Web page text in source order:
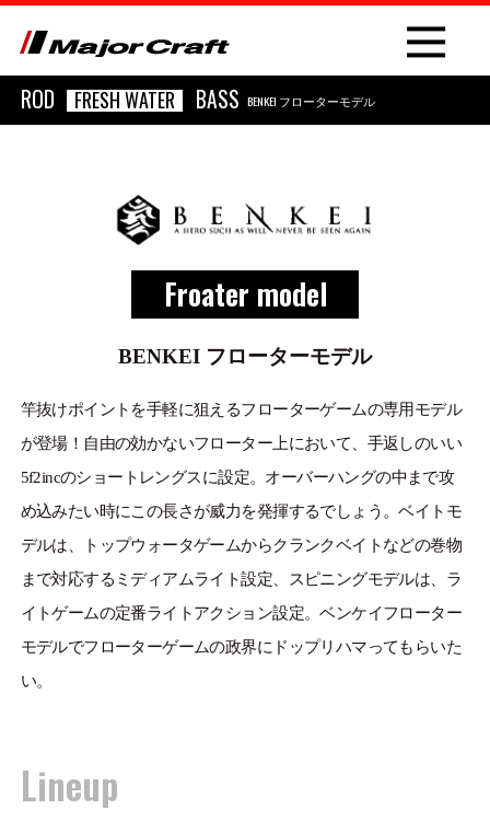
LURE
OTHER
ONLINE SHOP
OVERSEAS
CATALOGUE
ROD FRESH WATER BASS BENKEI フローターモデル
Froater model
BENKEI フローターモデル
竿抜けポイントを手軽に狙えるフローターゲームの専用モデル
が登場！自由の効かないフローター上において、手返しのいい
5f2incのショートレングスに設定。オーバーハングの中まで攻
め込みたい時にこの長さが威力を発揮するでしょう。ベイトモ
デルは、トップウォータゲームからクランクベイトなどの巻物
まで対応するミディアムライト設定、スピニングモデルは、ラ
イトゲームの定番ライトアクション設定。ベンケイフローター
モデルでフローターゲームの政界にドップリハマってもらいた
い。
Lineup